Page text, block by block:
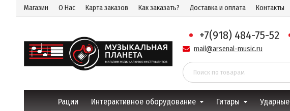
Магазин О Нас Карта заказов Как заказать? Доставка и оплата Контакты
+7(918) 484-75-52
mail@arsenal-music.ru
Рации Интерактивное оборудование Гитары Ударные